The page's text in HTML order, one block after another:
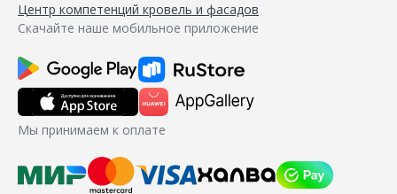
Центр компетенций кровель и фасадов
Скачайте наше мобильное приложение
Мы принимаем к оплате